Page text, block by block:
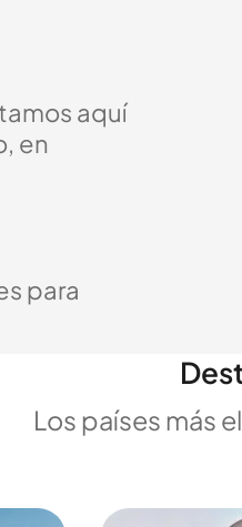
aquí
en
para
Los países más